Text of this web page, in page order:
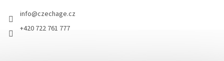
info@czechage.cz
+420 722 761 777